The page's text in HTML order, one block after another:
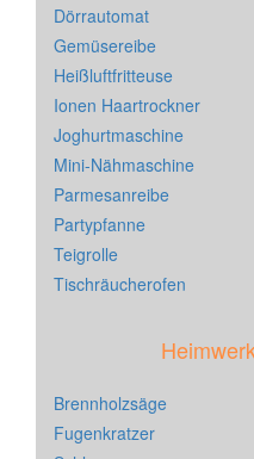
Dörrautomat
Gemüsereibe
Heißluftfritteuse
Ionen Haartrockner
Joghurtmaschine
Mini-Nähmaschine
Parmesanreibe
Partypfanne
Teigrolle
Tischräucherofen
Brennholzsäge
Fugenkratzer